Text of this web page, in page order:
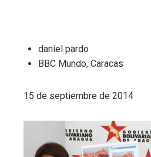
daniel pardo
BBC Mundo, Caracas
15 de septiembre de 2014